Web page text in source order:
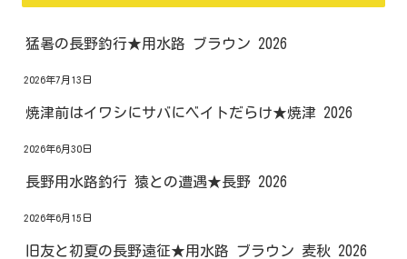
猛暑の長野釣行★用水路 ブラウン 2026
2026年7月13日
焼津前はイワシにサバにベイトだらけ★焼津 2026
2026年6月30日
長野用水路釣行 猿との遭遇★長野 2026
2026年6月15日
旧友と初夏の長野遠征★用水路 ブラウン 麦秋 2026